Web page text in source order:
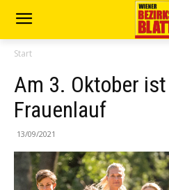
Start
Am 3. Oktober
Frauenlauf
13/09/2021